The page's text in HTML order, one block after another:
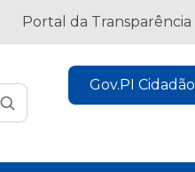
Portal da Transparência
Gov.PI Cidadão